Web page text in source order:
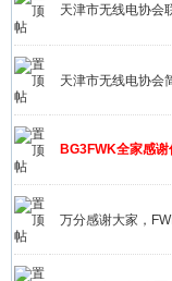
天津市无线电协会
天津市无线电协会
BG3FWK全家感谢
万分感谢大家，